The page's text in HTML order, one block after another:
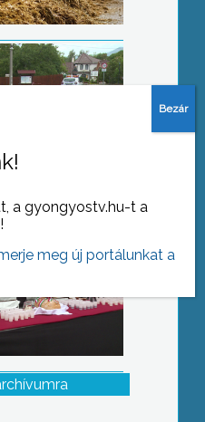
ünnepséget
a gyongyostv.hu-t a
meg új portálunkat a